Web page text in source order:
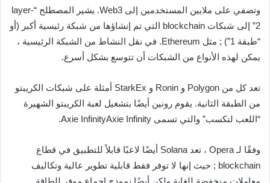
وتضفي على ملايين المستخدمين إلى Web3. يشير المصطلح “layer-
2” إلى شبكات blockchain التي تم إنشاؤها من شبكة رئيسية أكبر (أو
“طبقة 1”) ; مثل Ethereum. في نقل النشاط من الشبكة الرئيسية ،
يمكن لهذه الأنواع من الشبكات أن تتوسع بشكل أسرع.
تعد كل من Polygon و Ronin و StarkEx أمثلة على شبكات الكريبتو
من الطبقة الثانية. يقوم رونين أيضًا بتشغيل لعبة الكريبتو الشهيرة
“اللعب لتكسب” والتي تسمى Axie InfinityAxie Infinity.
وفقًا لـ Opera ، تعد Solana أيضًا لاعبًا قابلاً للتطبيق في قطاع
blockchain ; حيث إنها لا توفر فقط قابلية تطوير عالية وتكاليف
معاملات منخفضة للغاية ولكن أيضًا نموذج إجماع موفر للطاقة.